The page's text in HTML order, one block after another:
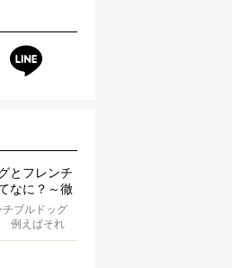
とフレンチ
なに？～徹
チブルドッグ
例えばそれ
&...